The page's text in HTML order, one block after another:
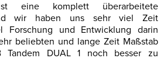
komplett überarbeitete
wir haben uns sehr viel Zeit
Forschung und Entwicklung darin
beliebten und lange Zeit Maßstab
Tandem DUAL 1 noch besser zu